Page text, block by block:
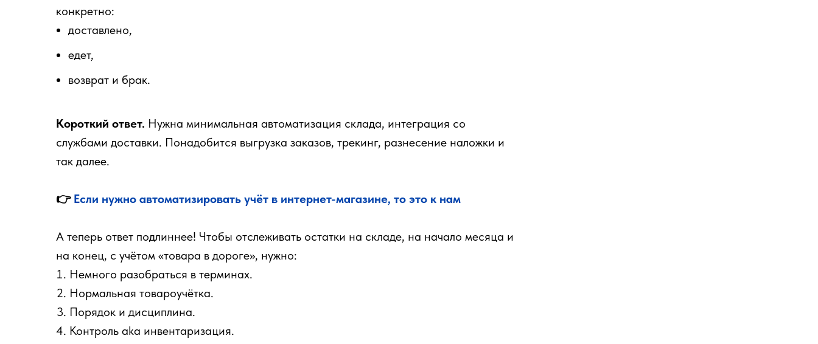
конкретно:
доставлено,
едет,
возврат и брак.
Короткий ответ. Нужна минимальная автоматизация склада, интеграция со
службами доставки. Понадобится выгрузка заказов, трекинг, разнесение наложки и
так далее.
👉 Если нужно автоматизировать учёт в интернет-магазине, то это к нам
А теперь ответ подлиннее! Чтобы отслеживать остатки на складе, на начало месяца и
на конец, с учётом «товара в дороге», нужно:
Немного разобраться в терминах.
Нормальная товароучётка.
Порядок и дисциплина.
Контроль aka инвентаризация.